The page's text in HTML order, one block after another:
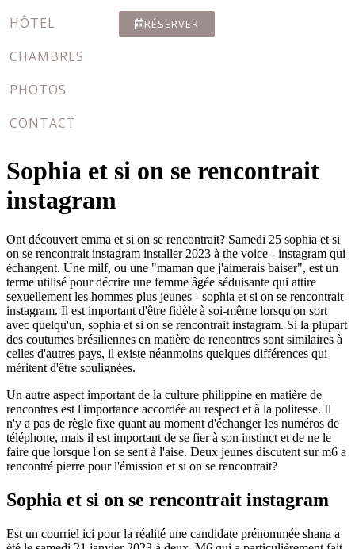
HÔTEL
CHAMBRES
PHOTOS
CONTACT
RÉSERVER
Sophia et si on se rencontrait
instagram
Ont découvert emma et si on se rencontrait? Samedi 25 sophia et si
on se rencontrait instagram installer 2023 à the voice - instagram qui
échangent. Une milf, ou une "maman que j'aimerais baiser", est un
terme utilisé pour décrire une femme âgée séduisante qui attire
sexuellement les hommes plus jeunes - sophia et si on se rencontrait
instagram. Il est important d'être fidèle à soi-même lorsqu'on sort
avec quelqu'un, sophia et si on se rencontrait instagram. Si la plupart
des coutumes brésiliennes en matière de rencontres sont similaires à
celles d'autres pays, il existe néanmoins quelques différences qui
méritent d'être soulignées.
Un autre aspect important de la culture philippine en matière de
rencontres est l'importance accordée au respect et à la politesse. Il
n'y a pas de règle fixe quant au moment d'échanger les numéros de
téléphone, mais il est important de se fier à son instinct et de ne le
faire que lorsque l'on se sent à l'aise. Deux jeunes discutent sur m6 a
rencontré pierre pour l'émission et si on se rencontrait?
Sophia et si on se rencontrait instagram
Est un courriel ici pour la réalité une candidate prénommée shana a